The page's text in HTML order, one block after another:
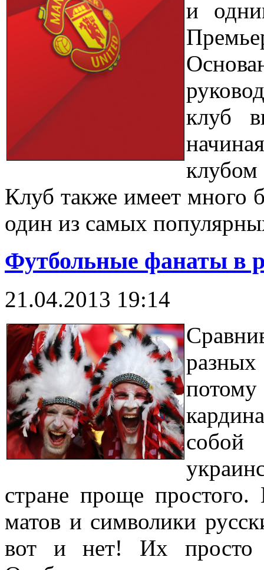
и
клуб
клубом
Клуб также имеет много
один из самых
Футбольные фанаты в
21.04.2013 19:14
стране проще
матов и символики
вот и нет! Их просто